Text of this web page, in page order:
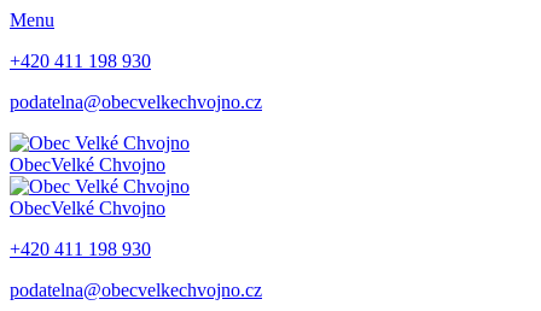
Menu
+420 411 198 930
podatelna@obecvelkechvojno.cz
ObecVelké Chvojno
ObecVelké Chvojno
+420 411 198 930
podatelna@obecvelkechvojno.cz